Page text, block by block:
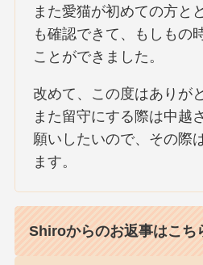
また愛猫が初めての方と
も確認できて、もしもの
ことができました。
改めて、この度はありが
また留守にする際は中越
願いしたいので、その際
ます。
Shiroからのお返事はこち